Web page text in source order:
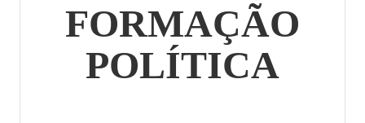
FORMAÇÃO
POLÍTICA